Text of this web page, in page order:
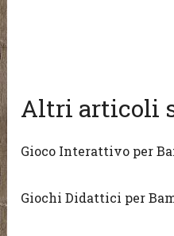
Altri articoli
Gioco Interattivo per
Giochi Didattici per